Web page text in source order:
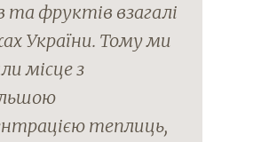
та фруктів взагалі
України. Тому ми
місце з
теплиць,